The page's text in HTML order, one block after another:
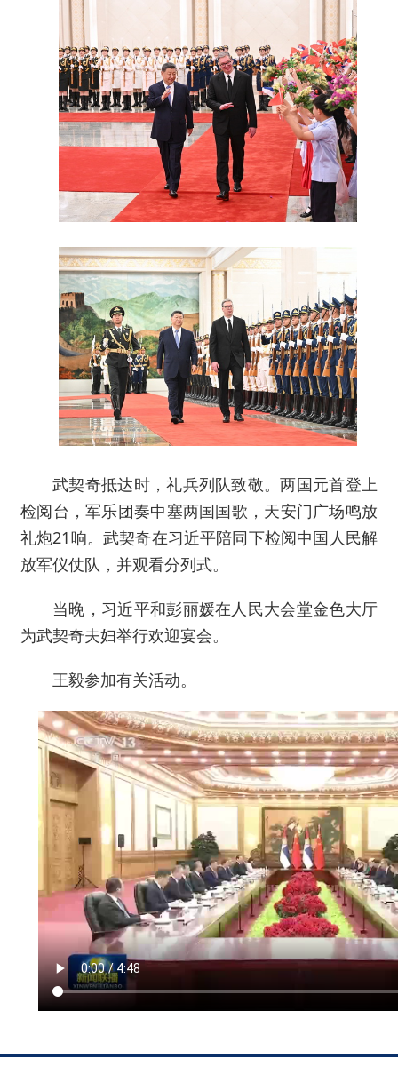
武契奇抵达时，礼兵列队致敬。两国元首登上
检阅台，军乐团奏中塞两国国歌，天安门广场鸣放
礼炮21响。武契奇在习近平陪同下检阅中国人民解
放军仪仗队，并观看分列式。
当晚，习近平和彭丽媛在人民大会堂金色大厅
为武契奇夫妇举行欢迎宴会。
王毅参加有关活动。